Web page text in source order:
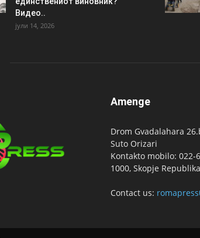
Видео..
јули 14, 2026
Amenge
Drom Gvadalahara
Suto Orizari
Kontakto mobilo: 022-
1000, Skopje
Contact us: